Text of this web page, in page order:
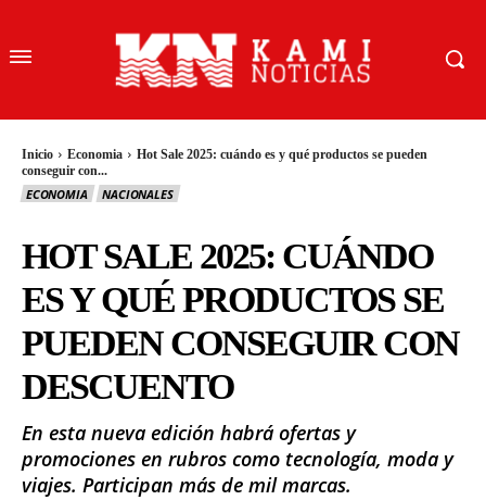
Inicio Economia
Hot Sale 2025: cuándo es y qué productos se pueden
conseguir con...
ECONOMIA NACIONALES
HOT SALE 2025: CUÁNDO
ES Y QUÉ PRODUCTOS SE
PUEDEN CONSEGUIR CON
DESCUENTO
En esta nueva edición habrá ofertas y
promociones en rubros como tecnología, moda y
viajes. Participan más de mil marcas.